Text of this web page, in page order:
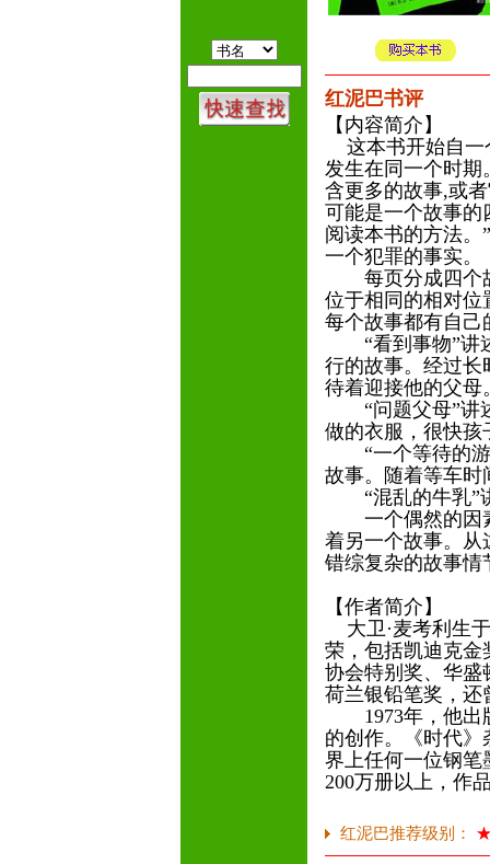
红泥巴书评
【内容简介】
这本书开始自一
发生在同一个时期
含更多的故事,或
可能是一个故事的
阅读本书的方法。
一个犯罪的事实。
每页分成四个故
位于相同的相对位
每个故事都有自
“看到事物”讲述
行的故事。经过长
待着迎接他的父
“问题父母”讲述
做的衣服，很快
“一个等待的游
故事。随着等车
“混乱的牛乳”
一个偶然的因素
着另一个故事。从
错综复杂的故事
【作者简介】
大卫·麦考利生
荣，包括凯迪克金
协会特别奖、华盛
荷兰银铅笔奖，
1973年，他出
的创作。《时代》
界上任何一位钢笔
200万册以上，作
红泥巴推荐级别：